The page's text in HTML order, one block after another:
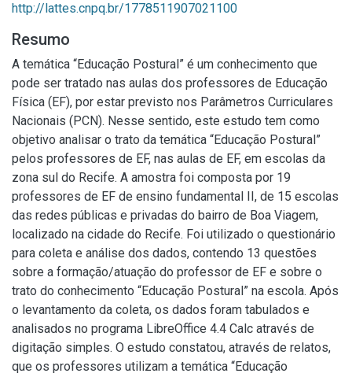
http://lattes.cnpq.br/1778511907021100
Resumo
A temática “Educação Postural” é um conhecimento que
pode ser tratado nas aulas dos professores de Educação
Física (EF), por estar previsto nos Parâmetros Curriculares
Nacionais (PCN). Nesse sentido, este estudo tem como
objetivo analisar o trato da temática “Educação Postural”
pelos professores de EF, nas aulas de EF, em escolas da
zona sul do Recife. A amostra foi composta por 19
professores de EF de ensino fundamental II, de 15 escolas
das redes públicas e privadas do bairro de Boa Viagem,
localizado na cidade do Recife. Foi utilizado o questionário
para coleta e análise dos dados, contendo 13 questões
sobre a formação/atuação do professor de EF e sobre o
trato do conhecimento “Educação Postural” na escola. Após
o levantamento da coleta, os dados foram tabulados e
analisados no programa LibreOffice 4.4 Calc através de
digitação simples. O estudo constatou, através de relatos,
que os professores utilizam a temática “Educação